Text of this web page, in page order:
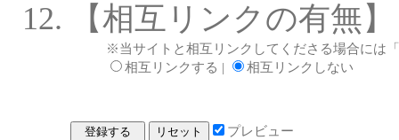
【相互リンクの有無】
※当サイトと相互リンクしてくださる場合には
相互リンクする |
相互リンクしない
プレビュー